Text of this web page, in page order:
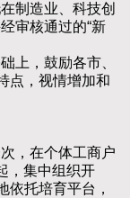
造业、科技创
审核通过的“新
，鼓励各市、
点，视情增加和
，在个体工商户
，集中组织开
依托培育平台，